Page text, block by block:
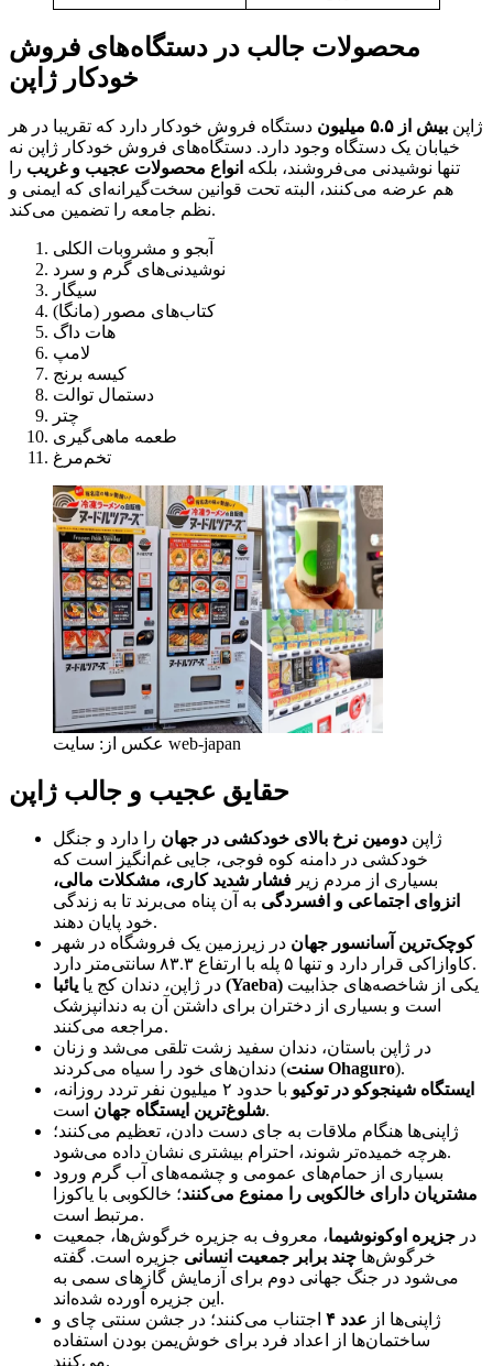
محصولات جالب در دستگاه‌های فروش
خودکار ژاپن
ژاپن بیش از ۵.۵ میلیون
دستگاه فروش خودکار دارد که تقریبا در هر
خیابان یک دستگاه وجود دارد. دستگاه‌های فروش خودکار ژاپن نه
تنها نوشیدنی می‌فروشند، بلکه انواع محصولات عجیب و غریب را
هم عرضه می‌کنند، البته تحت قوانین سخت‌گیرانه‌ای که ایمنی و
نظم جامعه را تضمین می‌کند.
آبجو و مشروبات الکلی
نوشیدنی‌های گرم و سرد
سیگار
کتاب‌های مصور (مانگا)
هات داگ
لامپ
کیسه برنج
دستمال توالت
چتر
طعمه ماهی‌گیری
تخم‌مرغ
عکس از: سایت web-japan
حقایق عجیب و جالب ژاپن
ژاپن دومین نرخ بالای خودکشی در جهان را دارد و جنگل
خودکشی در دامنه کوه فوجی، جایی غم‌انگیز است که
بسیاری از مردم زیر فشار شدید کاری، مشکلات مالی،
انزوای اجتماعی و افسردگی به آن پناه می‌برند تا به زندگی
خود پایان دهند.
کوچک‌ترین آسانسور جهان در زیرزمین یک فروشگاه در شهر
کاوازاکی قرار دارد و تنها ۵ پله با ارتفاع ۸۳.۳ سانتی‌متر دارد.
در ژاپن، دندان کج یا یائبا (Yaeba)
است و بسیاری از دختران برای داشتن آن به دندانپزشک
مراجعه می‌کنند.
در ژاپن باستان، دندان سفید زشت تلقی می‌شد و زنان
دندان‌های خود را سیاه می‌کردند (
سنت Ohaguro).
ایستگاه شینجوکو در توکیو با حدود ۲ میلیون نفر تردد روزانه،
شلوغ‌ترین ایستگاه جهاناست.
ژاپنی‌ها هنگام ملاقات به جای دست دادن، تعظیم می‌کنند؛
هرچه خمیده‌تر شوند، احترام بیشتری نشان داده می‌شود.
بسیاری از حمام‌های عمومی و چشمه‌های آب گرم ورود
مشتریان دارای خالکوبی را ممنوع می‌کنند؛ خالکوبی با یاکوزا
مرتبط است.
در جزیره اوکونوشیما، معروف به جزیره خرگوش‌ها، جمعیت
خرگوش‌ها چند برابر جمعیت انسانی جزیره است. گفته
می‌شود در جنگ جهانی دوم برای آزمایش گازهای سمی به
این جزیره آورده شده‌اند.
ژاپنی‌ها از عدد ۴
اجتناب می‌کنند؛ در جشن سنتی چای و
ساختمان‌ها از اعداد فرد برای خوش‌یمن بودن استفاده
می‌کنند.